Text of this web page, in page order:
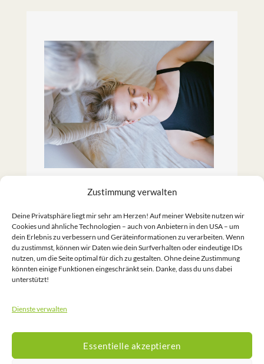
Zustimmung verwalten
Deine Privatsphäre liegt mir sehr am Herzen! Auf meiner Website nutzen wir
Cookies und ähnliche Technologien – auch von Anbietern in den USA – um
dein Erlebnis zu verbessern und Geräteinformationen zu verarbeiten. Wenn
du zustimmst, können wir Daten wie dein Surfverhalten oder eindeutige IDs
nutzen, um die Seite optimal für dich zu gestalten. Ohne deine Zustimmung
könnten einige Funktionen eingeschränkt sein. Danke, dass du uns dabei
unterstützt!
Dienste verwalten
Essentielle akzeptieren
Ein besonderes Erlebnis
Lass dich bewegen und dehnen, übe
Loslassen.